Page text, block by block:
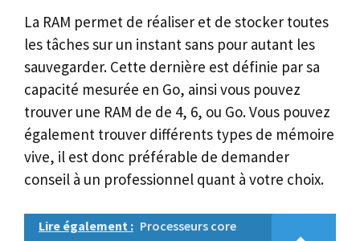
La RAM permet de réaliser et de stocker toutes
les tâches sur un instant sans pour autant les
sauvegarder. Cette dernière est définie par sa
capacité mesurée en Go, ainsi vous pouvez
trouver une RAM de de 4, 6, ou Go. Vous pouvez
également trouver différents types de mémoire
vive, il est donc préférable de demander
conseil à un professionnel quant à votre choix.
Lire également : Processeurs core